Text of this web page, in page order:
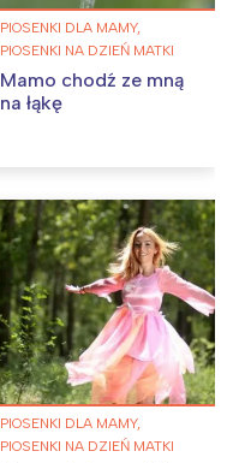
PIOSENKI DLA MAMY,
PIOSENKI NA DZIEŃ MATKI
Mamo chodź ze mną
na łąkę
PIOSENKI DLA MAMY,
PIOSENKI NA DZIEŃ MATKI